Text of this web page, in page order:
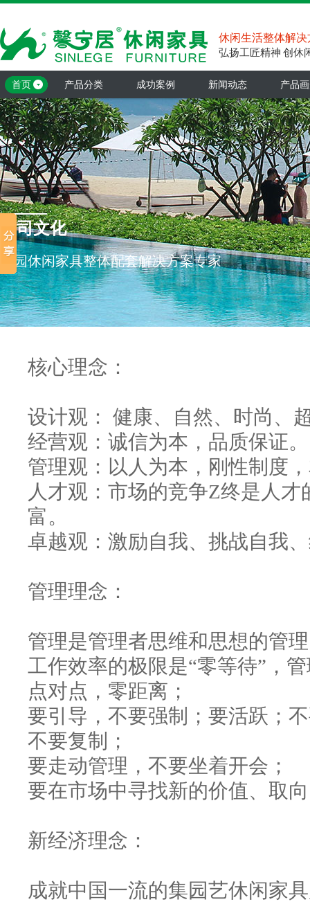
休闲生活整体解决
弘扬工匠精神 创休
首页 产品分类 成功案例 新闻动态 产品
公司文化
花园休闲家具整体配套解决方案专家
核心理念：
设计观： 健康、自然、时尚、
经营观：诚信为本，品质保证。
管理观：以人为本，刚性制度
人才观：市场的竞争Z终是人
富。
卓越观：激励自我、挑战自我
管理理念：
管理是管理者思维和思想的管
工作效率的极限是“零等待”，
点对点，零距离；
要引导，不要强制；要活跃；
不要复制；
要走动管理，不要坐着开会；
要在市场中寻找新的价值、取
新经济理念：
成就中国一流的集园艺休闲家具